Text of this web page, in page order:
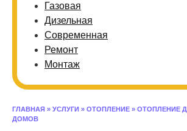
Газовая
Дизельная
Современная
Ремонт
Монтаж
ГЛАВНАЯ » УСЛУГИ » ОТОПЛЕНИЕ » ОТОПЛЕНИЕ
ДОМОВ